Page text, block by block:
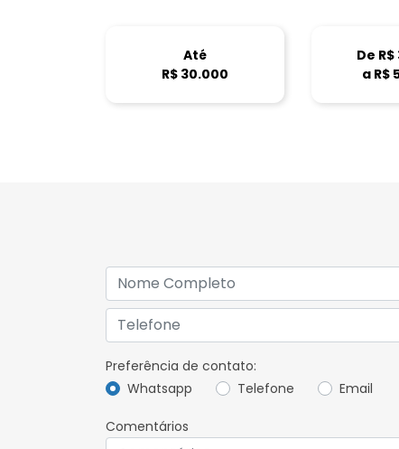
Até
R$ 30.000
De
a R$
Preferência de contato:
Whatsapp
Telefone Email
Comentários